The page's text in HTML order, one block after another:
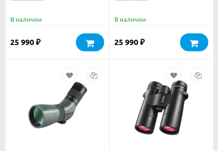
В наличии
25 990 ₽
В наличии
25 990 ₽